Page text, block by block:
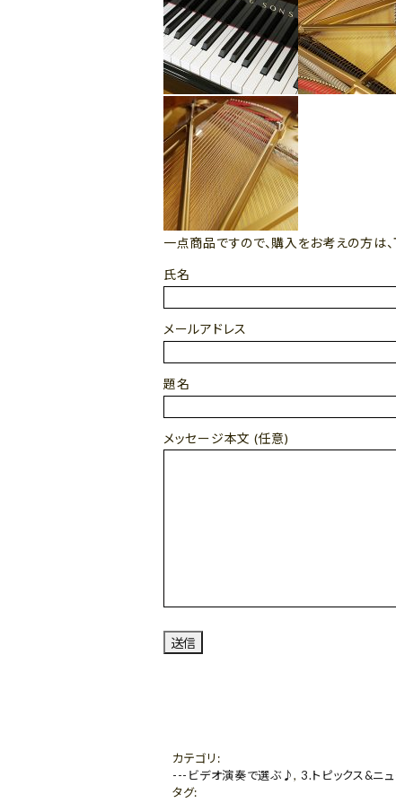
一点商品ですので、購入をお考えの方は
氏名
メールアドレス
題名
メッセージ本文 (任意)
カテゴリ :
---ビデオ演奏で選ぶ♪, 3.トピックス&ニ
タグ: